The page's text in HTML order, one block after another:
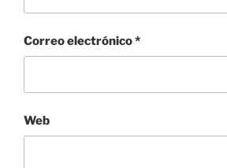
Correo electrónico*
Web